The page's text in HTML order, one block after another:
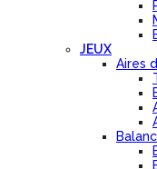
JEUX
Aires